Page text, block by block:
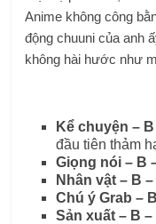
Anime không công
động chuuni của anh
không hài hước như
Kể chuyện –
đầu tiên thảm
Giọng nói – B
Nhân vật – B –
Chú ý Grab –
Sản xuất – B –